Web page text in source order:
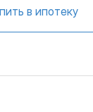
в ипотеку